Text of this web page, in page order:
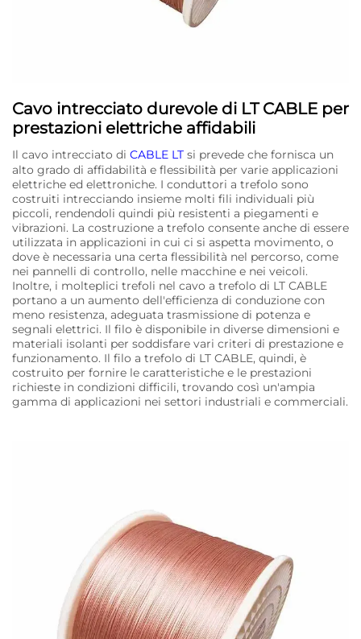
Cavo intrecciato durevole di LT CABLE per
prestazioni elettriche affidabili
Il cavo intrecciato di CABLE LT si prevede che fornisca un
alto grado di affidabilità e flessibilità per varie applicazioni
elettriche ed elettroniche. I conduttori a trefolo sono
costruiti intrecciando insieme molti fili individuali più
piccoli, rendendoli quindi più resistenti a piegamenti e
vibrazioni. La costruzione a trefolo consente anche di essere
utilizzata in applicazioni in cui ci si aspetta movimento, o
dove è necessaria una certa flessibilità nel percorso, come
nei pannelli di controllo, nelle macchine e nei veicoli.
Inoltre, i molteplici trefoli nel cavo a trefolo di LT CABLE
portano a un aumento dell'efficienza di conduzione con
meno resistenza, adeguata trasmissione di potenza e
segnali elettrici. Il filo è disponibile in diverse dimensioni e
materiali isolanti per soddisfare vari criteri di prestazione e
funzionamento. Il filo a trefolo di LT CABLE, quindi, è
costruito per fornire le caratteristiche e le prestazioni
richieste in condizioni difficili, trovando così un'ampia
gamma di applicazioni nei settori industriali e commerciali.